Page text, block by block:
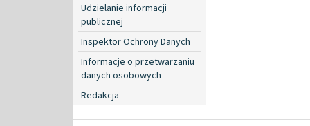
Udzielanie informacji
publicznej
Inspektor Ochrony Danych
Informacje o przetwarzaniu
danych osobowych
Redakcja